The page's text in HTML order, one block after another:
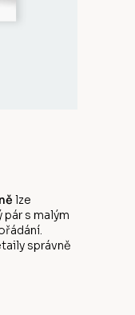
lze
s malým
správně